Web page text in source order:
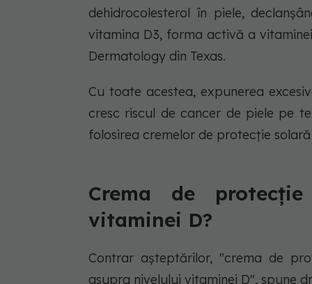
dehidrocolesterol în piele,
vitamina D3, forma activă a
Dermatology din Texas.
Cu toate acestea, expunerea
cresc riscul de cancer de piele pe
folosirea cremelor de protecție
Crema de
vitaminei D?
Contrar așteptărilor, "crema de
asupra nivelului vitaminei D", spune